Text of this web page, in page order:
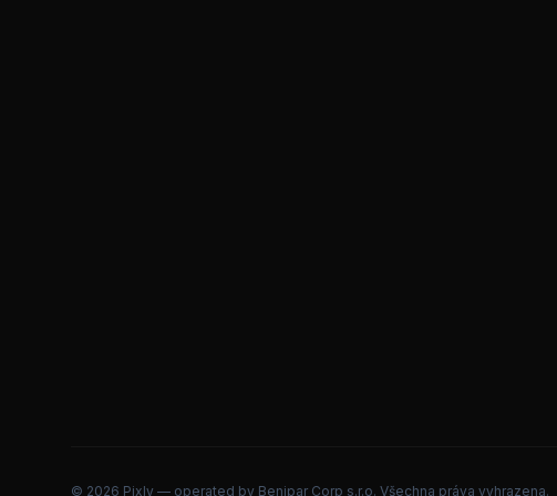
© 2026 Pixly — operated by Benipar Corp s.r.o. Všechna práva vyhrazena.